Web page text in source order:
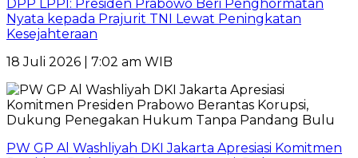
DPP LPPI: Presiden Prabowo Beri Penghormatan
Nyata kepada Prajurit TNI Lewat Peningkatan
Kesejahteraan
18 Juli 2026 | 7:02 am WIB
PW GP Al Washliyah DKI Jakarta Apresiasi Komitmen